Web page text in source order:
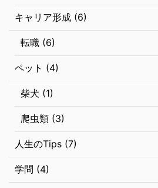
キャリア形成 (6)
転職 (6)
ペット (4)
柴犬 (1)
爬虫類 (3)
人生のTips (7)
学問 (4)